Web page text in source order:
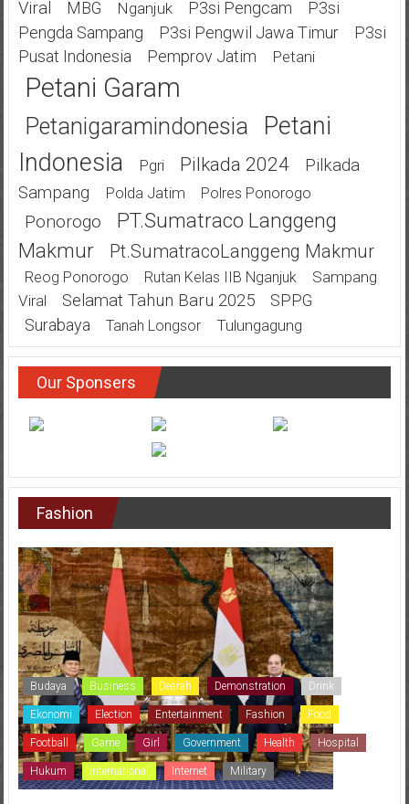
Viral MBG Nganjuk P3si Pengcam
P3si
Pengda Sampang
P3si Pengwil Jawa Timur
P3si
Pusat Indonesia
Pemprov Jatim Petani
Petani Garam
Petanigaramindonesia
Petani
Indonesia
Pgri Pilkada 2024
Pilkada
Sampang
Polda Jatim Polres Ponorogo
Ponorogo
PT.Sumatraco Langgeng
Makmur
Pt.SumatracoLanggeng Makmur
Reog Ponorogo Rutan Kelas IIB Nganjuk
Sampang
Viral
Selamat Tahun Baru 2025
SPPG
Surabaya
Tanah Longsor Tulungagung
Our Sponsers
Fashion
Budaya Business Dearah Demonstration Drink
Ekonomi Election Entertainment Fashion Food
Football Game Girl Government Health Hospital
Hukum International Internet Military